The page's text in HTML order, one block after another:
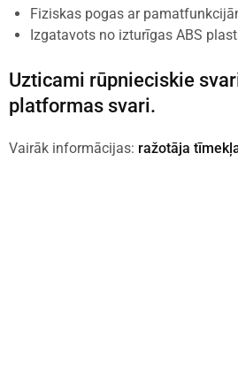
Fiziskas pogas ar
Izgatavots no izturīgas ABS
Uzticami rūpnieciskie
platformas svari.
Vairāk informācijas: ražotāja